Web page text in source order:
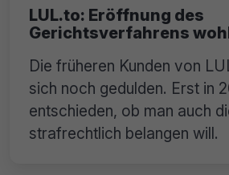
LUL.to: Eröffnung des
Gerichtsverfahrens
Die früheren Kunden von
sich noch gedulden. Erst in
entschieden, ob man auch
strafrechtlich belangen will.